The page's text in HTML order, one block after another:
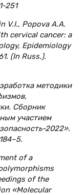
251
V.I., Popova A.A.
cervical cancer: a
Epidemiology
(In Russ.).
методики
Сборник
участием
2022».
of a
of the
«Molecular